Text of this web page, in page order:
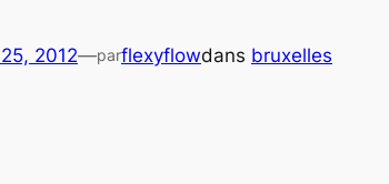
2012—parflexyflowdans bruxelles